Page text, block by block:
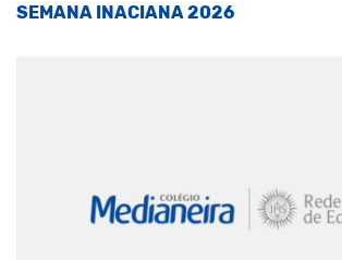
SEMANA INACIANA 2026